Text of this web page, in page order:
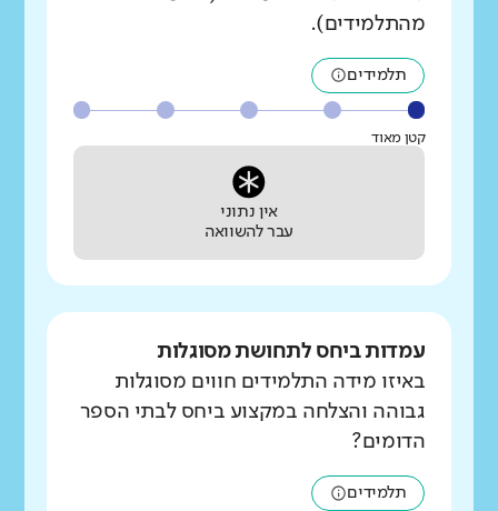
מהתלמידים).
תלמידים
קטן מאוד
אין נתוני
עבר להשוואה
עמדות ביחס לתחושת מסוגלות
באיזו מידה התלמידים חווים מסוגלות
גבוהה והצלחה במקצוע ביחס לבתי הספר
הדומים?
תלמידים